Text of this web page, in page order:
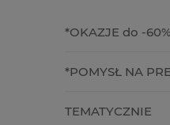
*OKAZJE do -
*POMYSŁ NA
TEMATYCZNIE